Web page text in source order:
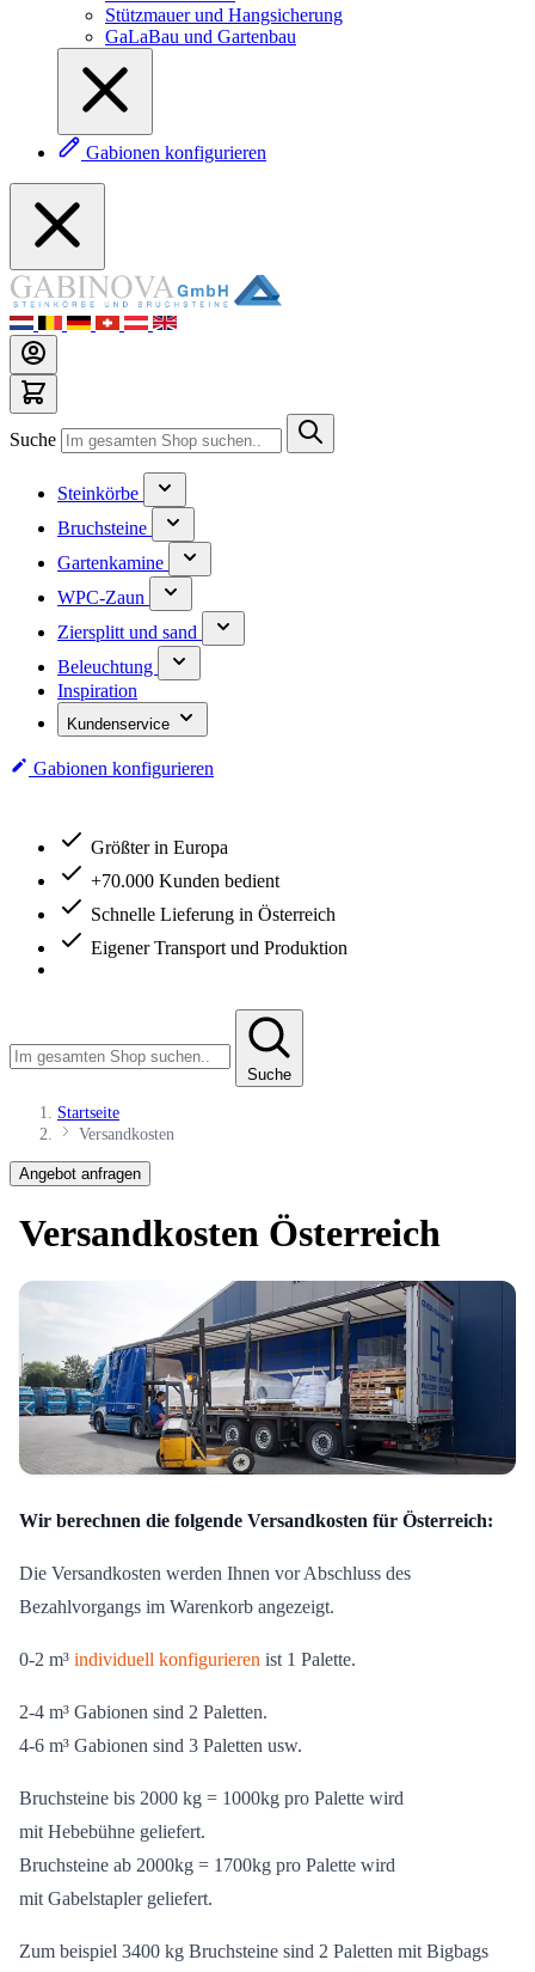
Stützmauer und Hangsicherung
GaLaBau und Gartenbau
Gabionen konfigurieren
Suche
Steinkörbe
Bruchsteine
Gartenkamine
WPC-Zaun
Ziersplitt und sand
Beleuchtung
Inspiration
Kundenservice
Gabionen konfigurieren
Größter in Europa
+70.000 Kunden bedient
Schnelle Lieferung in Österreich
Startseite
Versandkosten
Die Versandkosten werden Ihnen vor Abschluss des
2-4 m³ Gabionen sind 2 Paletten.
Bruchsteine bis 2000 kg = 1000kg pro Palette wird
mit Hebebühne geliefert.
Bruchsteine ab 2000kg = 1700kg pro Palette wird